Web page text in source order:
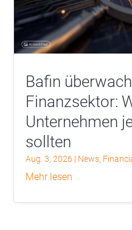
Bafin
Finanzsektor:
Unternehmen
sollten
Aug. 3, 2026 | News,
mehr lesen